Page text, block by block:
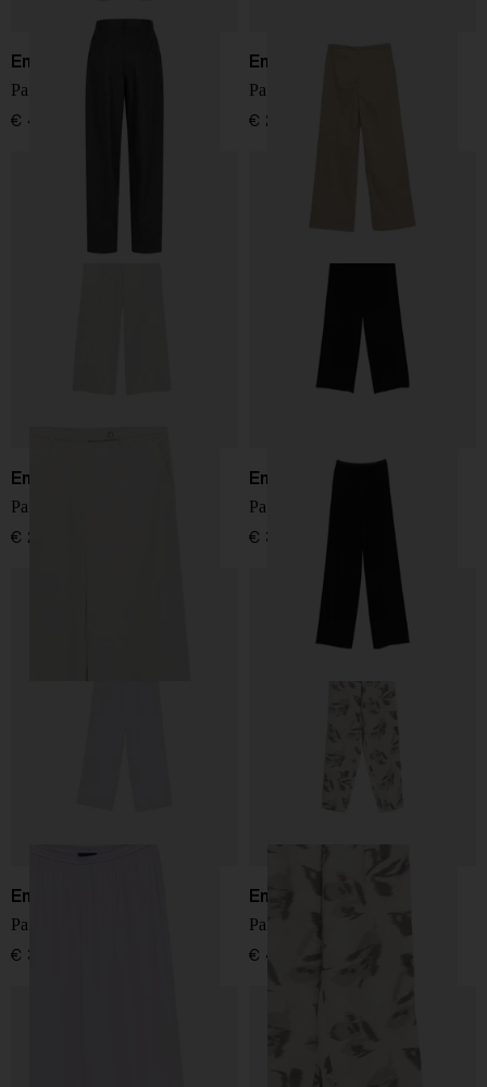
Emporio Armani
Pantaloni in lana a quadri
€ 490,00
Emporio Armani
Pantaloni in cotone
€ 280,00
Emporio Armani
Pantaloni in cotone
€ 280,00
Emporio Armani
Pantaloni a gamba larga
€ 390,00
Emporio Armani
Pantaloni a gamba larga
€ 390,00
Emporio Armani
Pantaloni in lino stampati
€ 440,00